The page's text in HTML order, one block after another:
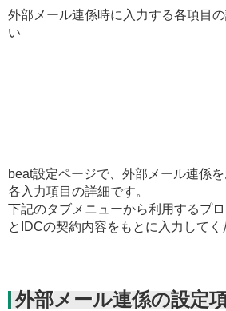
外部メール連係時に入力する各項目
い
beat設定ページで、外部メール連係
各入力項目の詳細です。
下記のタブメニューから利用するプ
とIDCの契約内容をもとに入力してく
外部メール連係の設定